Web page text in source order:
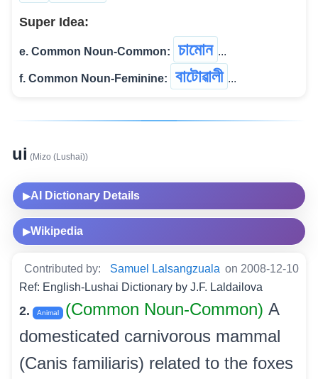
Super Idea:
e. Common Noun-Common: চামোন ...
f. Common Noun-Feminine: বাটোৱালী ...
ui (Mizo (Lushai))
▶AI Dictionary Details
▶Wikipedia
Contributed by: Samuel Lalsangzuala on 2008-12-10
Ref: English-Lushai Dictionary by J.F. Laldailova
2. Animal (Common Noun-Common) A
domesticated carnivorous mammal
(Canis familiaris) related to the foxes